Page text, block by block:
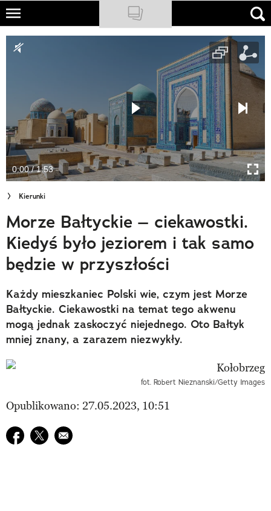
Skip
main
NATIONAL GEOGRAPHIC
Sklep
Newsletter
Cuda Polski
Wielki Konkurs Fotograficzny
Trendbook Podróżniczy
Polecane
0:00 / 1:53
Kierunki
Morze Bałtyckie – ciekawostki.
Kiedyś było jeziorem i tak samo
będzie w przyszłości
Każdy mieszkaniec Polski wie, czym jest Morze
Bałtyckie. Ciekawostki na temat tego akwenu
mogą jednak zaskoczyć niejednego. Oto Bałtyk
mniej znany, a zarazem niezwykły.
fot. Robert Nieznanski/Getty Images
Opublikowano: 27.05.2023, 10:51
Udostępnij na facebook
Udostępnij na twitter
E-mail do przyjaciela